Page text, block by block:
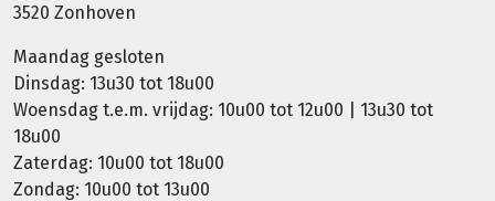
3520 Zonhoven
Maandag gesloten
Dinsdag: 13u30 tot 18u00
Woensdag t.e.m. vrijdag: 10u00 tot 12u00 | 13u30 tot
18u00
Zaterdag: 10u00 tot 18u00
Zondag: 10u00 tot 13u00